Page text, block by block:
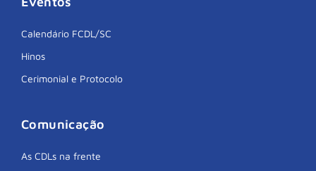
Calendário FCDL/SC
Hinos
Cerimonial e Protocolo
Comunicação
As CDLs na frente